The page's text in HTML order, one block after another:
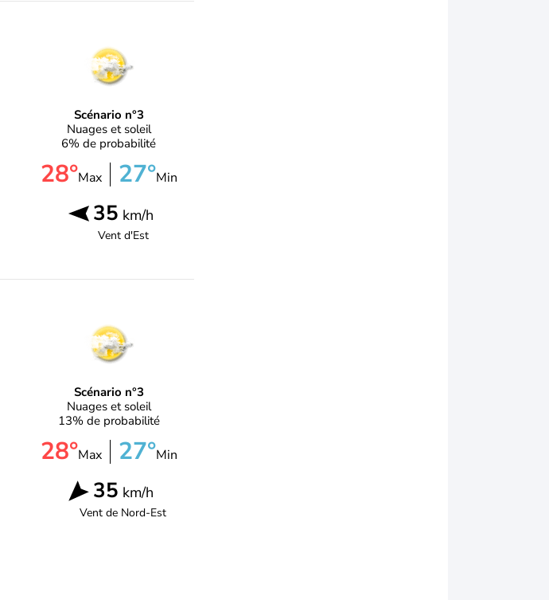
Scénario n°3
Nuages et soleil
6% de probabilité
28°Max 27°Min
35 km/h
Vent d'Est
Scénario n°3
Nuages et soleil
13% de probabilité
28°Max 27°Min
35 km/h
Vent de Nord-Est